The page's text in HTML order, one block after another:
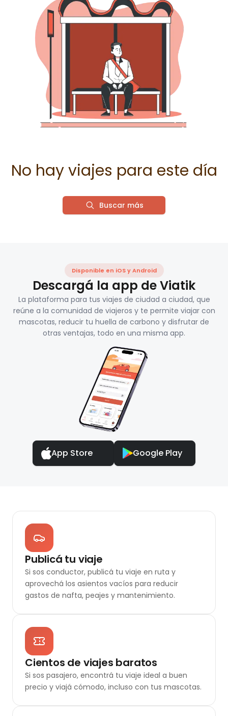
No hay viajes para este día
Buscar más
Disponible en iOS y Android
Descargá la app de Viatik
La plataforma para tus viajes de ciudad a ciudad, que
reúne a la comunidad de viajeros y te permite viajar con
mascotas, reducir tu huella de carbono y disfrutar de
otras ventajas, todo en una misma app.
App Store Google Play
Publicá tu viaje
Si sos conductor, publicá tu viaje en ruta y
aprovechá los asientos vacíos para reducir
gastos de nafta, peajes y mantenimiento.
Cientos de viajes baratos
Si sos pasajero, encontrá tu viaje ideal a buen
precio y viajá cómodo, incluso con tus mascotas.